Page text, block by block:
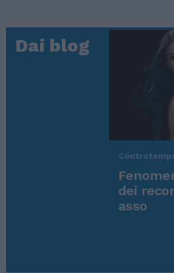
Dai blog
dei
asso